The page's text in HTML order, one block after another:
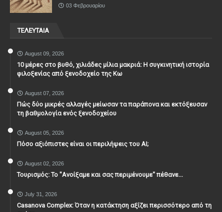
03 Φεβρουαρίου
ΤΕΛΕΥΤΑΙΑ
August 09, 2026
10 μέρες στο βυθό, χιλιάδες μίλια μακριά: Η συγκινητική ιστορία
φιλοξενίας από ξενοδοχείο της Κω
August 07, 2026
Πώς δύο μικρές αλλαγές μείωσαν τα παράπονα και εκτόξευσαν
τη βαθμολογία ενός ξενοδοχείου
August 05, 2026
Πόσο αξιόπιστες είναι οι περιλήψεις του ΑΙ;
August 02, 2026
Τουρισμός: Το "Ανοίξαμε και σας περιμένουμε" πέθανε...
July 31, 2026
Casanova Complex: Όταν η κατάκτηση αξίζει περισσότερο από τη